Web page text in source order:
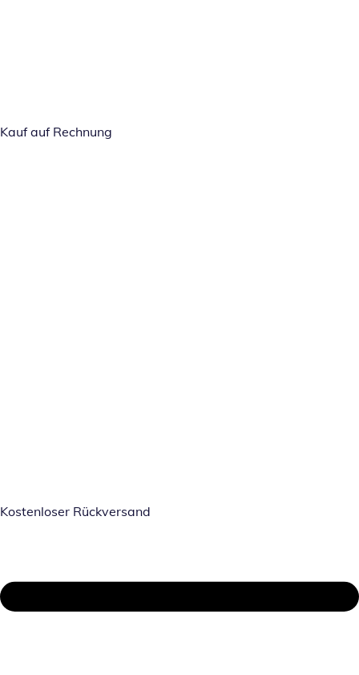
Kauf auf Rechnung
Kostenloser Rückversand